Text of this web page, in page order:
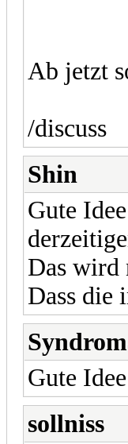
Ab jetzt
/discuss
Shin
Gute
Das wird
Dass die
Gute
sollniss